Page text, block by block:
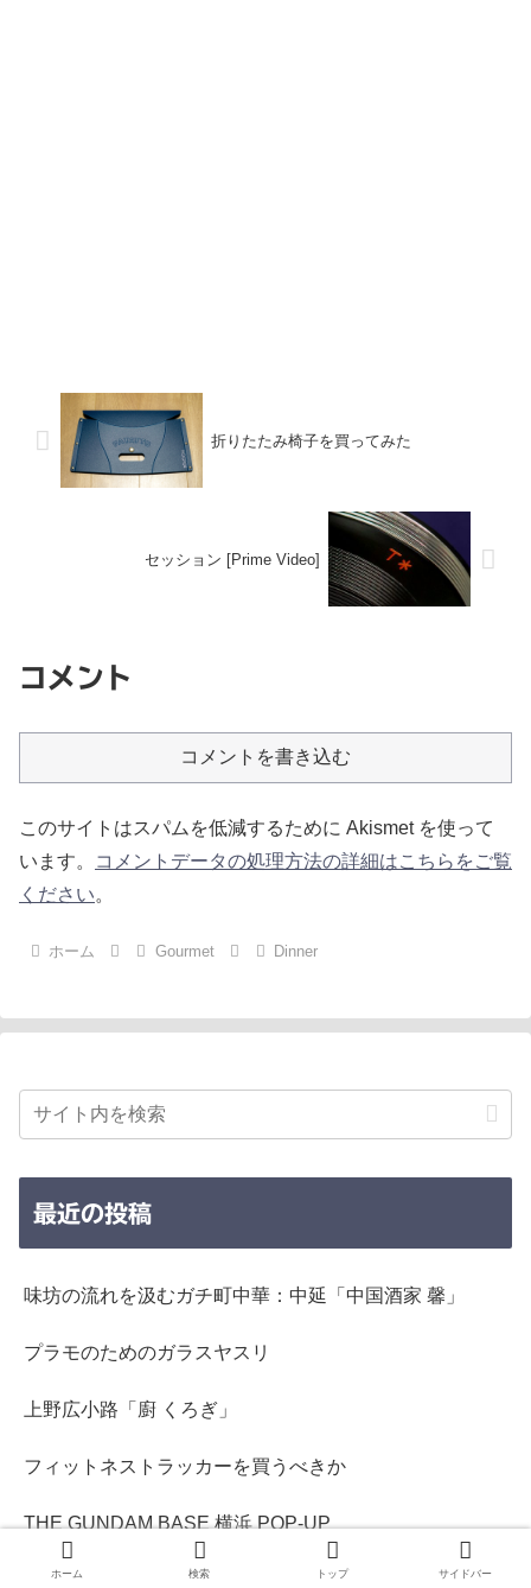
折りたたみ椅子を買ってみた
セッション [Prime Video]
コメント
コメントを書き込む
このサイトはスパムを低減するために Akismet を使って
います。
コメントデータの処理方法の詳細はこちらをご覧
ください。
ホーム Gourmet Dinner
最近の投稿
味坊の流れを汲むガチ町中華：中延「中国酒家 馨」
プラモのためのガラスヤスリ
上野広小路「廚 くろぎ」
フィットネストラッカーを買うべきか
THE GUNDAM BASE 横浜 POP-UP
ホーム 検索 トップ サイドバー